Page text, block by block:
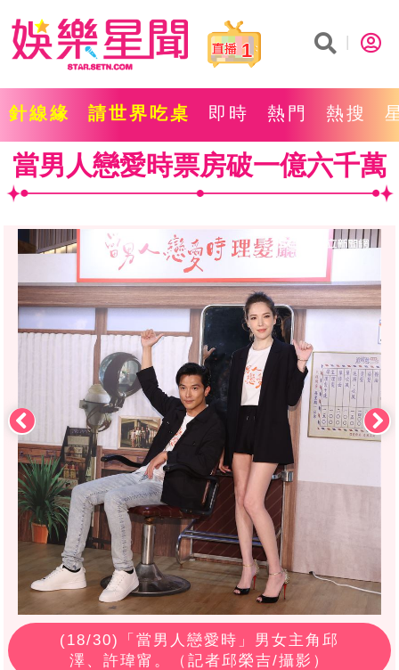
1
針線緣 請世界吃桌 即時 熱門 熱搜
當男人戀愛時票房破一億六千萬
(18/30)「當男人戀愛時」男女主角邱
澤、許瑋甯。（記者邱榮吉/攝影）